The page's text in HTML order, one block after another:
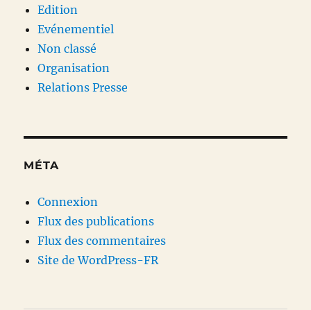
Edition
Evénementiel
Non classé
Organisation
Relations Presse
MÉTA
Connexion
Flux des publications
Flux des commentaires
Site de WordPress-FR